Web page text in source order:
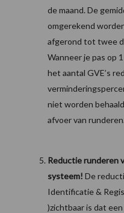
de maand. De
omgerekend
afgerond tot twee
Wanneer je pas op
het aantal GVE’s
niet worden
afvoer van runderen.
Reductie runderen
systeem! De
Identificatie &
)zichtbaar is dat